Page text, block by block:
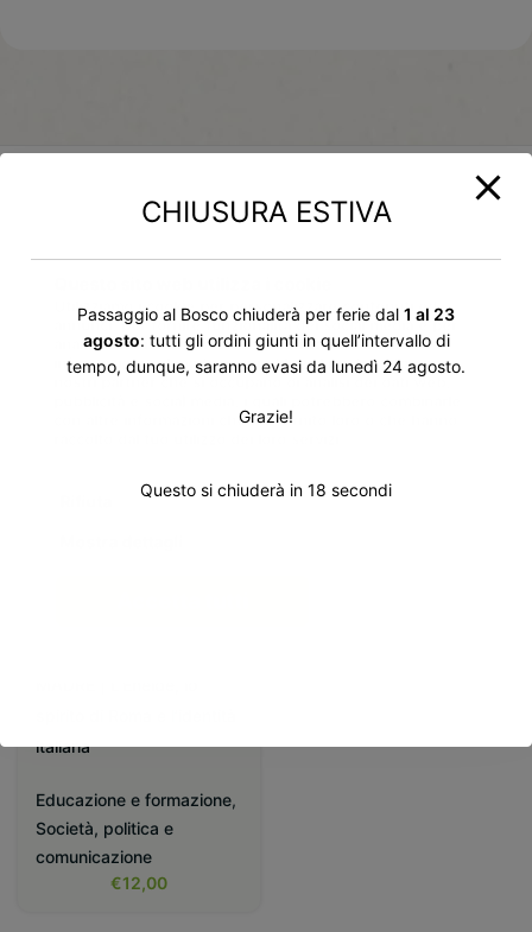
Utilizziamo i cookie per personalizzare contenuti ed
annunci, per fornire funzionalità dei social media e per
analizzare il nostro traffico. Condividiamo inoltre
informazioni sul modo in cui utilizzi il nostro sito con i
nostri partner che si occupano di analisi dei dati web,
con altre informazioni che hai fornito loro o che hanno
Potrebbero
interessarti anche
italiana
Educazione e formazione,
Società, politica e
comunicazione
€12,00
CHIUSURA ESTIVA
Passaggio al Bosco chiuderà per ferie dal 1 al 23
agosto: tutti gli ordini giunti in quell’intervallo di
tempo, dunque, saranno evasi da lunedì 24 agosto.
Grazie!
Questo si chiuderà in17 secondi